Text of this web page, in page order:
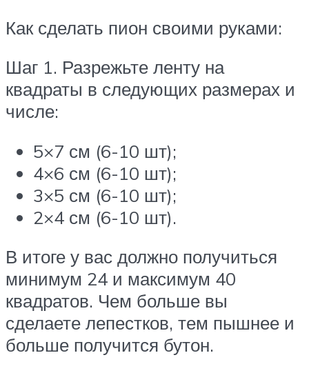
Как сделать пион своими руками:
Шаг 1. Разрежьте ленту на
квадраты в следующих размерах и
числе:
5×7 см (6-10 шт);
4×6 см (6-10 шт);
3×5 см (6-10 шт);
2×4 см (6-10 шт).
В итоге у вас должно получиться
минимум 24 и максимум 40
квадратов. Чем больше вы
сделаете лепестков, тем пышнее и
больше получится бутон.